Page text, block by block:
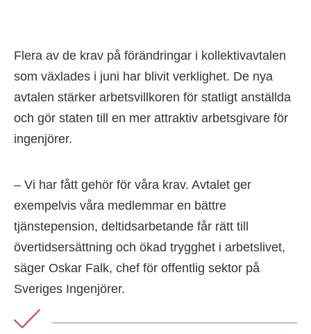
Flera av de krav på förändringar i kollektivavtalen
som växlades i juni har blivit verklighet. De nya
avtalen stärker arbetsvillkoren för statligt anställda
och gör staten till en mer attraktiv arbetsgivare för
ingenjörer.
– Vi har fått gehör för våra krav. Avtalet ger
exempelvis våra medlemmar en bättre
tjänstepension, deltidsarbetande får rätt till
övertidsersättning och ökad trygghet i arbetslivet,
säger Oskar Falk, chef för offentlig sektor på
Sveriges Ingenjörer.